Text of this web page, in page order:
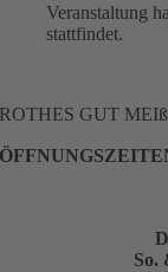
Veranstaltung
stattfindet.
ROTHES GUT
So.